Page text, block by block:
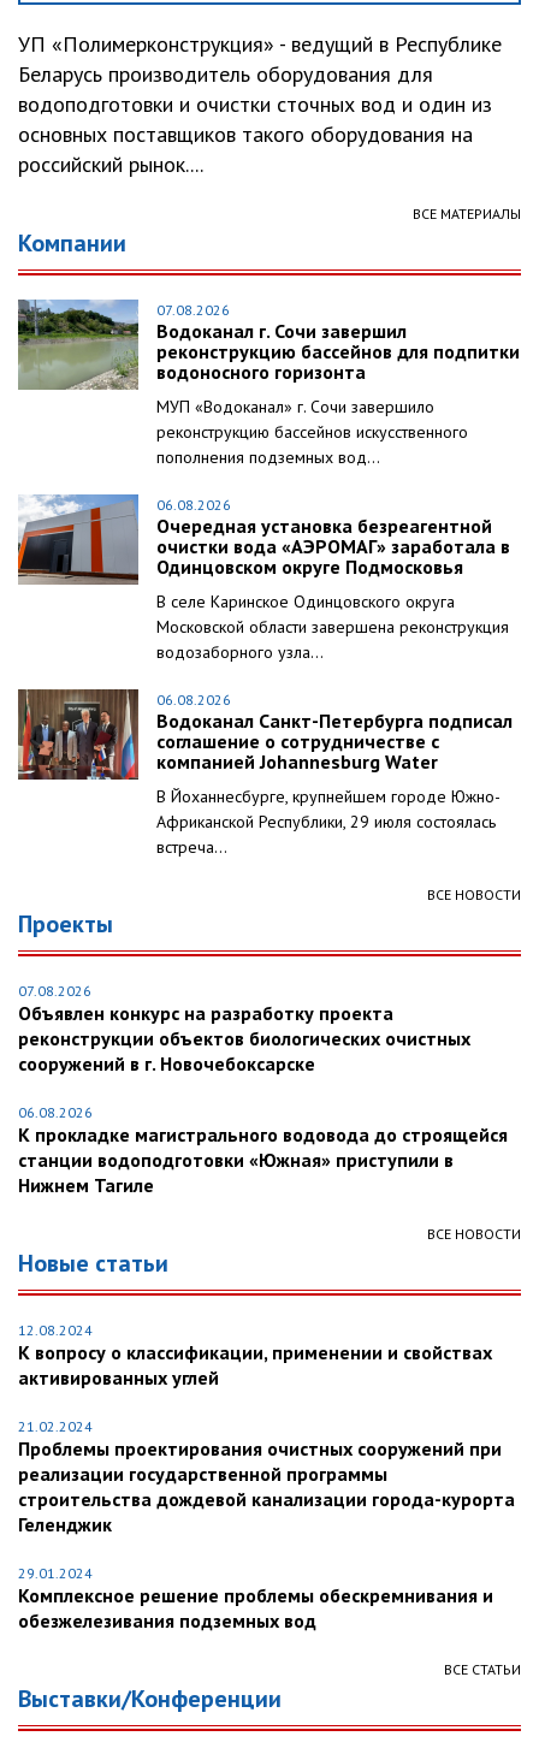
УП «Полимерконструкция» - ведущий в Республике
Беларусь производитель оборудования для
водоподготовки и очистки сточных вод и один из
основных поставщиков такого оборудования на
российский рынок....
ВСЕ МАТЕРИАЛЫ
Компании
07.08.2026
Водоканал г. Сочи завершил
реконструкцию бассейнов для подпитки
водоносного горизонта
МУП «Водоканал» г. Сочи завершило
реконструкцию бассейнов искусственного
пополнения подземных вод...
06.08.2026
Очередная установка безреагентной
очистки вода «АЭРОМАГ» заработала в
Одинцовском округе Подмосковья
В селе Каринское Одинцовского округа
Московской области завершена реконструкция
водозаборного узла...
06.08.2026
Водоканал Санкт-Петербурга подписал
соглашение о сотрудничестве с
компанией Johannesburg Water
В Йоханнесбурге, крупнейшем городе Южно-
Африканской Республики, 29 июля состоялась
встреча...
ВСЕ НОВОСТИ
Проекты
07.08.2026
Объявлен конкурс на разработку проекта
реконструкции объектов биологических очистных
сооружений в г. Новочебоксарске
06.08.2026
К прокладке магистрального водовода до строящейся
станции водоподготовки «Южная» приступили в
Нижнем Тагиле
ВСЕ НОВОСТИ
Новые статьи
12.08.2024
К вопросу о классификации, применении и свойствах
активированных углей
21.02.2024
Проблемы проектирования очистных сооружений при
реализации государственной программы
строительства дождевой канализации города-курорта
Геленджик
29.01.2024
Комплексное решение проблемы обескремнивания и
обезжелезивания подземных вод
ВСЕ СТАТЬИ
Выставки/Конференции